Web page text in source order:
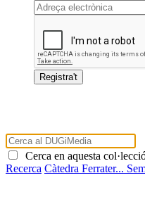
Cerca en aquesta
Recerca Càtedra Ferrater...